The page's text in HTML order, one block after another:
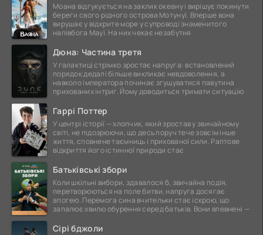
Моана відгукується на заклик океану і вирішує покинути
береги свого рідного острова Мотунуї. Вперше вона
вирушає у відкрите море у супроводі знаменитого
напівбога Мауї. На них чекає незабутня
Дюна: Частина третя
У галактиці стрімко зростає напруга: встановлений
порядок дедалі більше викликає невдоволення, а
навколо імператора починає згущуватися павутина
прихованих інтриг. Йому доводиться тримати ситуацію
Гаррі Поттер
У центрі історії — хлопчик, який зростав у звичайному
світі, не підозрюючи, що десь поруч тече зовсім інше
життя, сповнене таємниць і прихованої сили. Раптове
відкриття його істинної природи стає
Батьківські збори
Коли шкільні вибори, здавалося б, звичайна подія,
перетворюються на поле битви, напруга досягає
апогею. Перемога сина вчительки стає іскрою, що
запалює хвилю обурення серед батьків. Вони впевнені —
Сірі бджоли